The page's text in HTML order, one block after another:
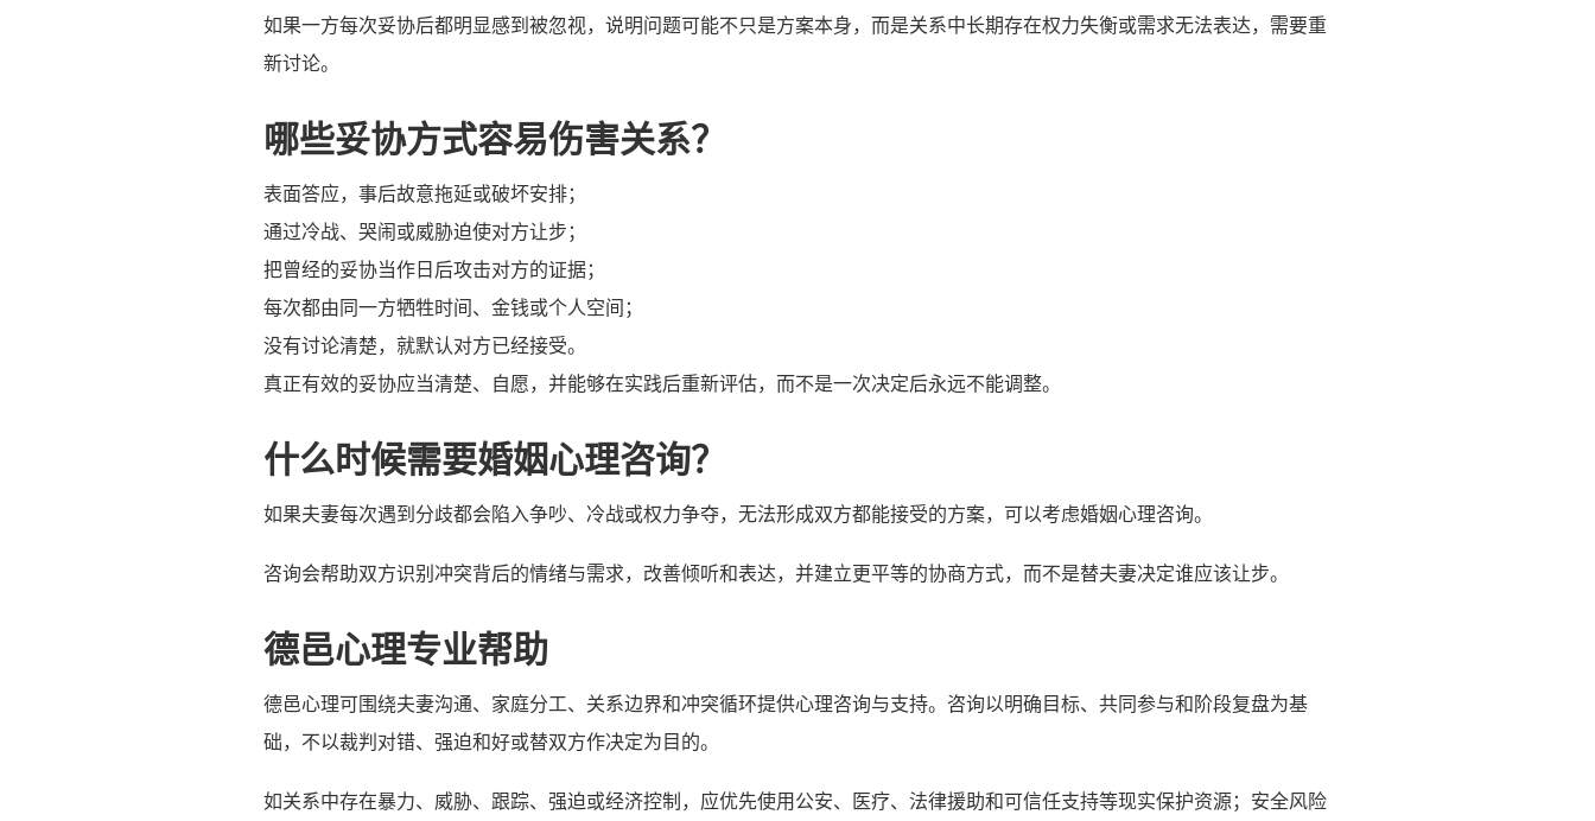
如果一方每次妥协后都明显感到被忽视，说明问题可能不只是方案本身，而是关系中长期存在权力失衡或需求无法表达，需要重
新讨论。
哪些妥协方式容易伤害关系？
表面答应，事后故意拖延或破坏安排；
通过冷战、哭闹或威胁迫使对方让步；
把曾经的妥协当作日后攻击对方的证据；
每次都由同一方牺牲时间、金钱或个人空间；
没有讨论清楚，就默认对方已经接受。
真正有效的妥协应当清楚、自愿，并能够在实践后重新评估，而不是一次决定后永远不能调整。
什么时候需要婚姻心理咨询？
如果夫妻每次遇到分歧都会陷入争吵、冷战或权力争夺，无法形成双方都能接受的方案，可以考虑婚姻心理咨询。
咨询会帮助双方识别冲突背后的情绪与需求，改善倾听和表达，并建立更平等的协商方式，而不是替夫妻决定谁应该让步。
德邑心理专业帮助
德邑心理可围绕夫妻沟通、家庭分工、关系边界和冲突循环提供心理咨询与支持。咨询以明确目标、共同参与和阶段复盘为基
础，不以裁判对错、强迫和好或替双方作决定为目的。
如关系中存在暴力、威胁、跟踪、强迫或经济控制，应优先使用公安、医疗、法律援助和可信任支持等现实保护资源；安全风险